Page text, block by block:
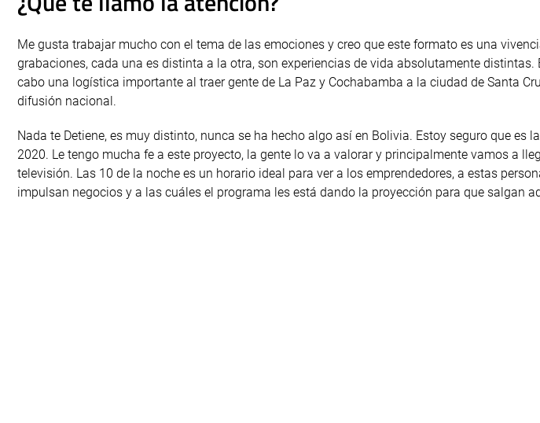
Me gusta trabajar mucho con el tema de las emociones y creo que este formato es una
grabaciones, cada una es distinta a la otra, son experiencias de vida absolutamente distintas.
cabo una logística importante al traer gente de La Paz y Cochabamba a la ciudad de Santa
difusión nacional.
Nada te Detiene, es muy distinto, nunca se ha hecho algo así en Bolivia. Estoy seguro que es
2020. Le tengo mucha fe a este proyecto, la gente lo va a valorar y principalmente vamos a
televisión. Las 10 de la noche es un horario ideal para ver a los emprendedores, a estas
impulsan negocios y a las cuáles el programa les está dando la proyección para que salgan